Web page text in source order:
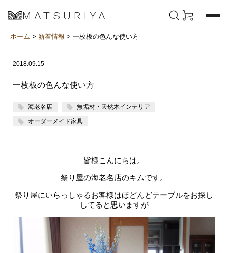
MATSURIYA
ホーム > 新着情報 > 一枚板の色んな使い方
2018.09.15
一枚板の色んな使い方
海老名店
無垢材・天然木インテリア
オーダーメイド家具
皆様こんにちは。
祭り屋の海老名店のキムです。
祭り屋にいらっしゃるお客様はほどんどテーブルをお探し
してると思いますが